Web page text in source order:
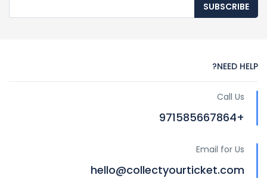
SUBSCRIBE
NEED HELP?
Call Us
+971585667864
Email for Us
hello@collectyourticket.com